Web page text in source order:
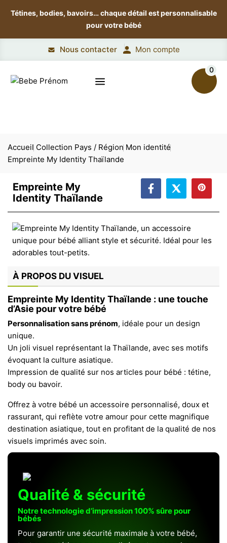
Tétines, bodies, bavoirs…chaque détail est personnalisable
pour votre bébé
Nous contacter Mon compte
0
Accueil Collection Pays / Région Mon identité
Empreinte My Identity Thaïlande
Empreinte My
Identity Thaïlande
À PROPOS DU VISUEL
Empreinte My Identity Thaïlande : une touche
d’Asie pour votre bébé
Personnalisation sans prénom, idéale pour un design
unique.
Un joli visuel représentant la Thaïlande, avec ses motifs
évoquant la culture asiatique.
Impression de qualité sur nos articles pour bébé : tétine,
body ou bavoir.
Offrez à votre bébé un accessoire personnalisé, doux et
rassurant, qui reflète votre amour pour cette magnifique
destination asiatique, tout en profitant de la qualité de nos
visuels imprimés avec soin.
Qualité & sécurité
Notre technologie d’impression 100% sûre pour
bébés
Pour garantir une sécurité maximale à votre bébé,